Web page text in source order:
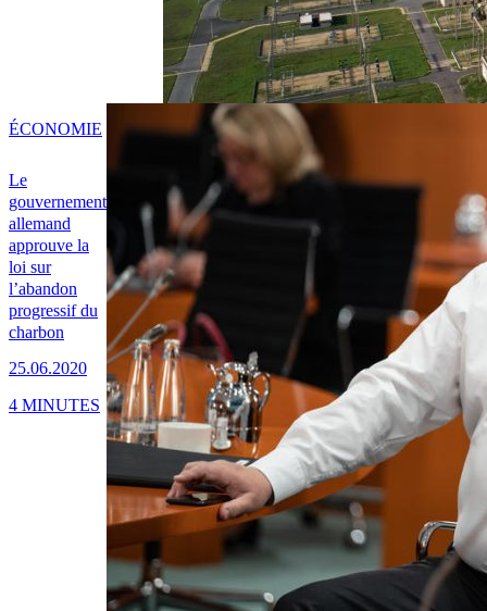
Le
gouvernement
allemand
approuve la
loi sur
l’abandon
progressif du
charbon
25.06.2020
ÉCONOMIE
4 MINUTES